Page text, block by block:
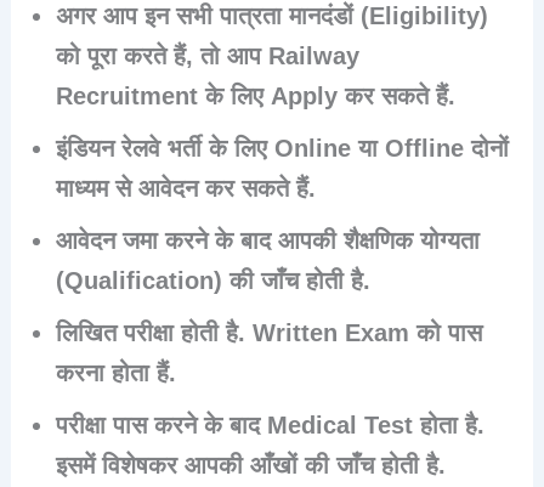
अगर आप इन सभी पात्रता मानदंडों (Eligibility)
को पूरा करते हैं, तो आप Railway
Recruitment के लिए Apply कर सकते हैं.
इंडियन रेलवे भर्ती के लिए Online या Offline दोनों
माध्यम से आवेदन कर सकते हैं.
आवेदन जमा करने के बाद आपकी शैक्षणिक योग्यता
(Qualification) की जाँच होती है.
लिखित परीक्षा होती है. Written Exam को पास
करना होता हैं.
परीक्षा पास करने के बाद Medical Test होता है.
इसमें विशेषकर आपकी आँखों की जाँच होती है.